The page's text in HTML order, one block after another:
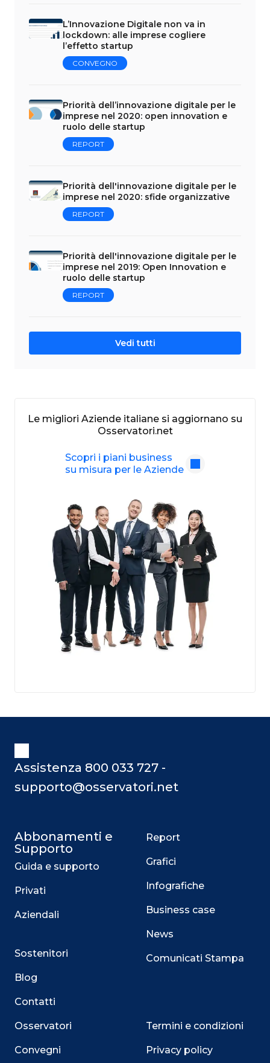
L’Innovazione Digitale non va in
lockdown: alle imprese cogliere
l’effetto startup
CONVEGNO
Priorità dell’innovazione digitale per le
imprese nel 2020: open innovation e
ruolo delle startup
REPORT
Priorità dell'innovazione digitale per le
imprese nel 2020: sfide organizzative
REPORT
Priorità dell'innovazione digitale per le
imprese nel 2019: Open Innovation e
ruolo delle startup
REPORT
Vedi tutti
Le migliori Aziende italiane si aggiornano su
Osservatori.net
Scopri i piani business
su misura per le Aziende
Assistenza 800 033 727 -
supporto@osservatori.net
Abbonamenti e
Supporto
Guida e supporto
Privati
Aziendali
Sostenitori
Blog
Contatti
Osservatori
Convegni
Report
Grafici
Infografiche
Business case
News
Comunicati Stampa
Termini e condizioni
Privacy policy